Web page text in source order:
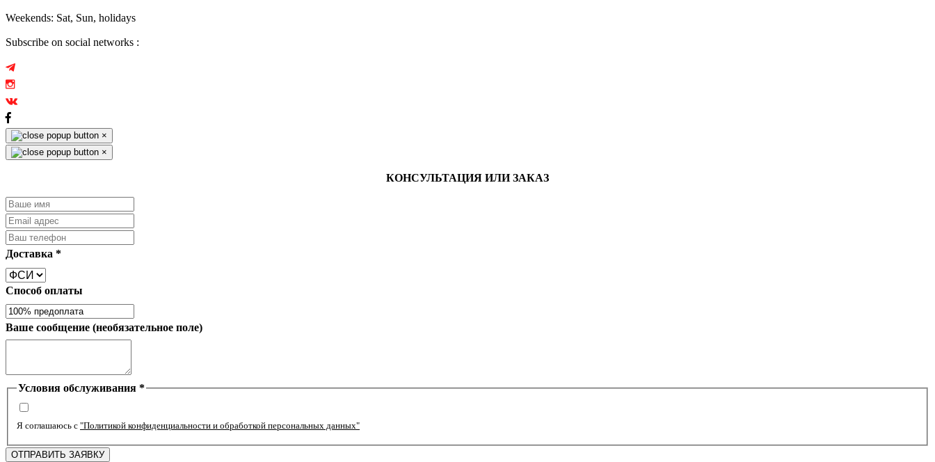
Weekends: Sat, Sun, holidays
Subscribe on social networks :
×
×
КОНСУЛЬТАЦИЯ ИЛИ ЗАКАЗ
Доставка *
Способ оплаты
Ваше сообщение (необязательное поле)
Условия обслуживания *
Я соглашаюсь с "Политикой конфиденциальности и обработкой персональных данных"
ОТПРАВИТЬ ЗАЯВКУ